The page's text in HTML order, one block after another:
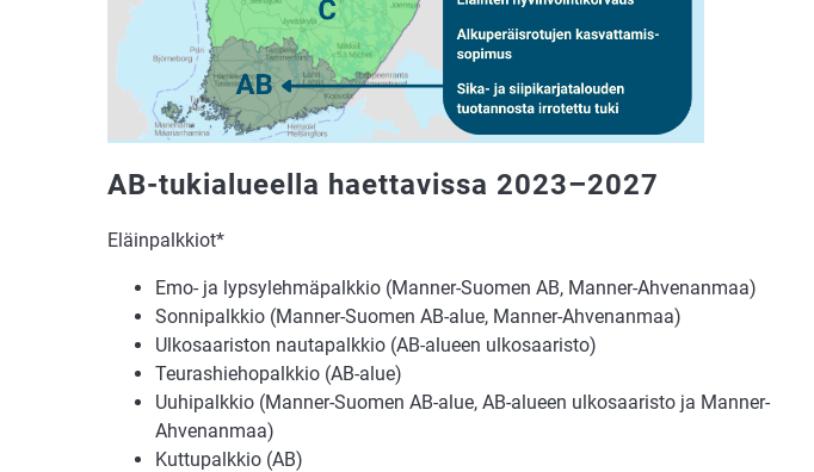
AB-tukialueella haettavissa 2023–2027
Eläinpalkkiot*
Emo- ja lypsylehmäpalkkio (Manner-Suomen AB, Manner-Ahvenanmaa)
Sonnipalkkio (Manner-Suomen AB-alue, Manner-Ahvenanmaa)
Ulkosaariston nautapalkkio (AB-alueen ulkosaaristo)
Teurashiehopalkkio (AB-alue)
Uuhipalkkio (Manner-Suomen AB-alue, AB-alueen ulkosaaristo ja Manner-
Ahvenanmaa)
Kuttupalkkio (AB)